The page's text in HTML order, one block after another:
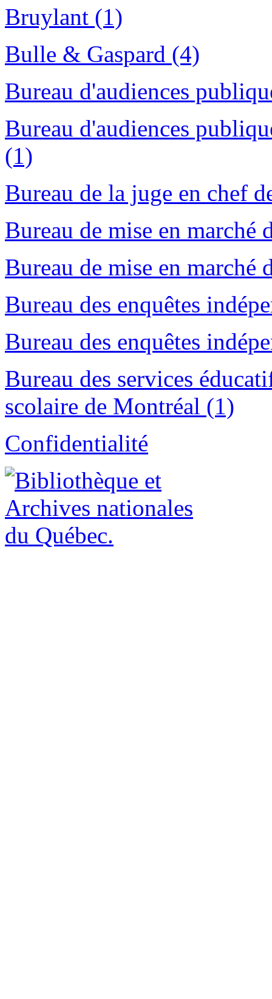
Bruylant (1)
Bulle & Gaspard (4)
Bureau d'audiences
Bureau d'audiences
(1)
Bureau de la juge en chef
Bureau de mise en marché
Bureau de mise en marché
Bureau des enquêtes
Bureau des enquêtes
Bureau des services
scolaire de Montréal (1)
Confidentialité